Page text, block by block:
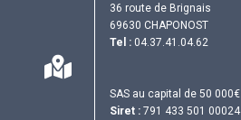
36 route de Brignais
69630 CHAPONOST
Tel : 04.37.41.04.62
SAS au capital de 50 000€
Siret : 791 433 501 00024